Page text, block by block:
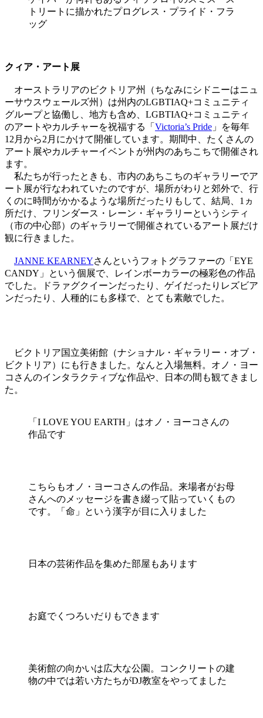
トリートに描かれたプログレス・プライド・フラ
ッグ
クィア・アート展
オーストラリアのビクトリア州（ちなみにシドニーはニュ
ーサウスウェールズ州）は州内のLGBTIAQ+コミュニティ
グループと協働し、地方も含め、LGBTIAQ+コミュニティ
のアートやカルチャーを祝福する「 Victoria’s Pride 」を毎年
12月から2月にかけて開催しています。期間中、たくさんの
アート展やカルチャーイベントが州内のあちこちで開催され
ます。
私たちが行ったときも、市内のあちこちのギャラリーでア
ート展が行なわれていたのですが、場所がわりと郊外で、行
くのに時間がかかるような場所だったりもして、結局、1ヵ
所だけ、フリンダース・レーン・ギャラリーというシティ
（市の中心部）のギャラリーで開催されているアート展だけ
観に行きました。
JANNE KEARNEYさんというフォトグラファーの「EYE
CANDY」という個展で、レインボーカラーの極彩色の作品
でした。ドラァグクイーンだったり、ゲイだったりレズビア
ンだったり、人種的にも多様で、とても素敵でした。
ビクトリア国立美術館（ナショナル・ギャラリー・オブ・
ビクトリア）にも行きました。なんと入場無料。オノ・ヨー
コさんのインタラクティブな作品や、日本の間も観てきまし
た。
「I LOVE YOU EARTH」はオノ・ヨーコさんの
作品です
こちらもオノ・ヨーコさんの作品。来場者がお母
さんへのメッセージを書き綴って貼っていくもの
です。「命」という漢字が目に入りました
日本の芸術作品を集めた部屋もあります
お庭でくつろいだりもできます
美術館の向かいは広大な公園。コンクリートの建
物の中では若い方たちがDJ教室をやってました